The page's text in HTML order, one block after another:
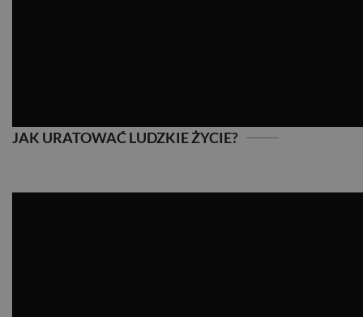
JAK URATOWAĆ LUDZKIE ŻYCIE?